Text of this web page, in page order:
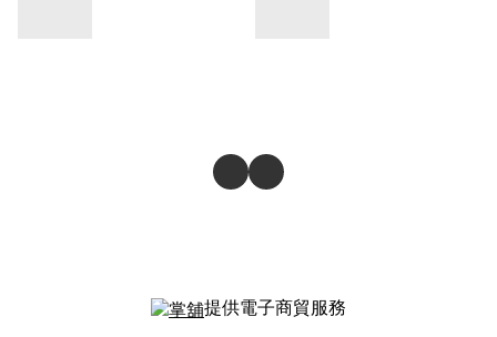
提供電子商貿服務